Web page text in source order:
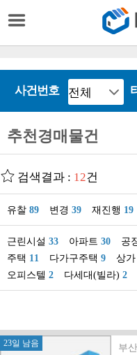
사건번호
추천경매물건
검색결과 : 12건
유찰 89 변경 39 재진행 19
근린시설 33 아파트 30 공
주택 11 다가구주택 9 상가
오피스텔 2 다세대(빌라) 2
23일 남음
부